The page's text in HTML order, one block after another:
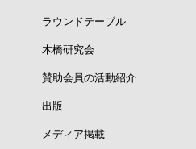
ラウンドテーブル
木橋研究会
賛助会員の活動紹介
出版
メディア掲載